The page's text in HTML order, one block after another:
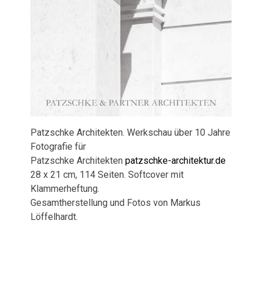
Patzschke Architekten. Werkschau über 10 Jahre
Fotografie für
Patzschke Architektenpatzschke-architektur.de
28 x 21 cm, 114 Seiten. Softcover mit
Klammerheftung.
Gesamtherstellung und Fotos von Markus
Löffelhardt.